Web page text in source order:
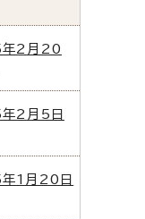
年2月20
2月5日
1月20日